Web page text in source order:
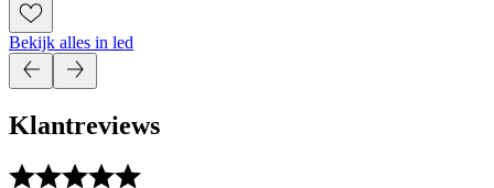
Bekijk alles in led
Klantreviews